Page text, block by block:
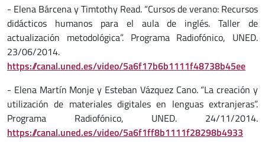
- Elena Bárcena y Timtothy Read. “Cursos de verano: Recursos
didácticos humanos para el aula de inglés. Taller de
actualización metodológica”. Programa Radiofónico, UNED.
23/06/2014.
https://canal.uned.es/video/5a6f17b6b1111f48738b45ee
- Elena Martín Monje y Esteban Vázquez Cano. “La creación y
utilización de materiales digitales en lenguas extranjeras”.
Programa Radiofónico, UNED. 24/11/2014.
https://canal.uned.es/video/5a6f1ff8b1111f28298b4933